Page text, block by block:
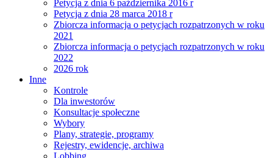
Petycja z dnia 6 października 2016 r
Petycja z dnia 28 marca 2018 r
Zbiorcza informacja o petycjach rozpatrzonych w roku
2021
Zbiorcza informacja o petycjach rozpatrzonych w roku
2022
2026 rok
Inne
Kontrole
Dla inwestorów
Konsultacje społeczne
Wybory
Plany, strategie, programy
Rejestry, ewidencje, archiwa
Lobbing